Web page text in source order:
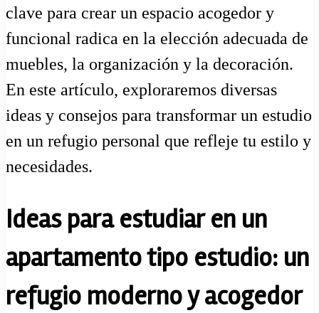
clave para crear un espacio acogedor y
funcional radica en la elección adecuada de
muebles, la organización y la decoración.
En este artículo, exploraremos diversas
ideas y consejos para transformar un estudio
en un refugio personal que refleje tu estilo y
necesidades.
Ideas para estudiar en un
apartamento tipo estudio: un
refugio moderno y acogedor